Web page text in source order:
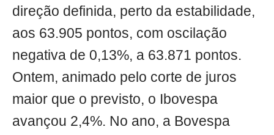
direção definida, perto da estabilidade,
aos 63.905 pontos, com oscilação
negativa de 0,13%, a 63.871 pontos.
Ontem, animado pelo corte de juros
maior que o previsto, o Ibovespa
avançou 2,4%. No ano, a Bovespa